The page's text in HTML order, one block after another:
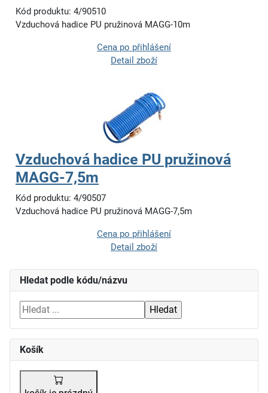
Hledat podle kódu/názvu
Košík
Kód produktu: 4/90510
Vzduchová hadice PU pružinová MAGG-10m
Cena po přihlášení
Detail zboží
Vzduchová hadice PU pružinová
MAGG-7,5m
Kód produktu: 4/90507
Vzduchová hadice PU pružinová MAGG-7,5m
Cena po přihlášení
Detail zboží